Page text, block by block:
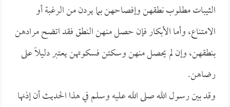
الثيبات مطلوب نطقهن وإفصاحهن بما يردن من الرغبة أو
الامتناع، وأما الأبكار فإن حصل منهن النطق فقد اتضح مرادهن
بنطقهن، وإن لم يحصل منهن وسكتن فسكوتهن يعتبر دليلاً على
رضاهن.
وقد بين رسول الله صلى الله عليه وسلم في هذا الحديث أن إذنها